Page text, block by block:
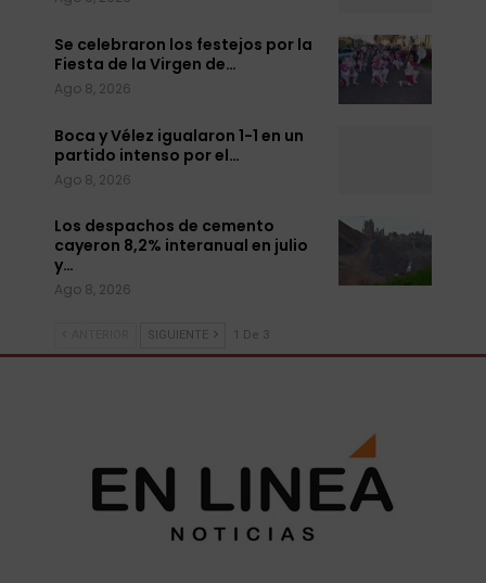
Se celebraron los festejos por la
Fiesta de la Virgen de…
Ago 8, 2026
Boca y Vélez igualaron 1-1 en un
partido intenso por el…
Ago 8, 2026
Los despachos de cemento
cayeron 8,2% interanual en julio
y…
Ago 8, 2026
SIGUIENTE 1 De 3